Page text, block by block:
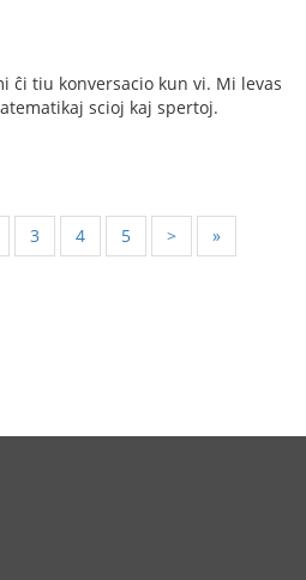
ĉi tiu konversacio kun vi. Mi levas
scioj kaj spertoj.
3 4 5 > »